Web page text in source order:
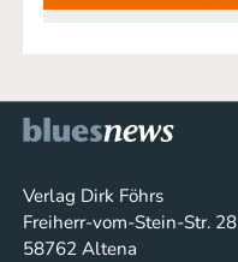
Verlag Dirk Föhrs
Freiherr-vom-Stein-Str. 28
58762 Altena